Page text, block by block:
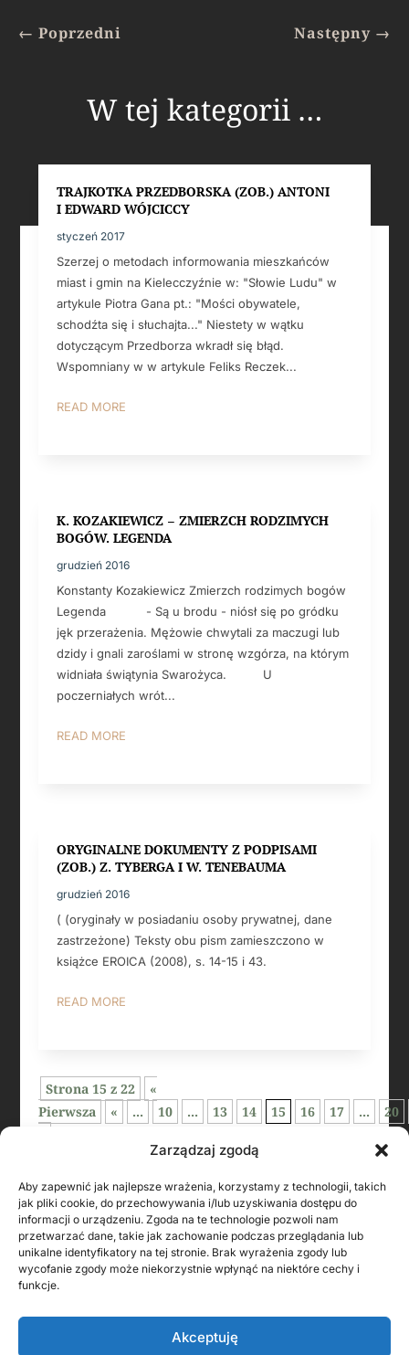
Zarządzaj zgodą
Aby zapewnić jak najlepsze wrażenia, korzystamy z technologii, takich
jak pliki cookie, do przechowywania i/lub uzyskiwania dostępu do
informacji o urządzeniu. Zgoda na te technologie pozwoli nam
przetwarzać dane, takie jak zachowanie podczas przeglądania lub
unikalne identyfikatory na tej stronie. Brak wyrażenia zgody lub
wycofanie zgody może niekorzystnie wpłynąć na niektóre cechy i
funkcje.
Akceptuję
← Poprzedni Następny →
W tej kategorii …
TRAJKOTKA PRZEDBORSKA (ZOB.) ANTONI
I EDWARD WÓJCICCY
styczeń 2017
Szerzej o metodach informowania mieszkańców
miast i gmin na Kielecczyźnie w: "Słowie Ludu" w
artykule Piotra Gana pt.: "Mości obywatele,
schodźta się i słuchajta..." Niestety w wątku
dotyczącym Przedborza wkradł się błąd.
Wspomniany w w artykule Feliks Reczek...
READ MORE
K. KOZAKIEWICZ – ZMIERZCH RODZIMYCH
BOGÓW. LEGENDA
grudzień 2016
Konstanty Kozakiewicz Zmierzch rodzimych bogów
Legenda - Są u brodu - niósł się po gródku
jęk przerażenia. Mężowie chwytali za maczugi lub
dzidy i gnali zaroślami w stronę wzgórza, na którym
widniała świątynia Swarożyca. U
poczerniałych wrót...
READ MORE
ORYGINALNE DOKUMENTY Z PODPISAMI
(ZOB.) Z. TYBERGA I W. TENEBAUMA
grudzień 2016
( (oryginały w posiadaniu osoby prywatnej, dane
zastrzeżone) Teksty obu pism zamieszczono w
książce EROICA (2008), s. 14-15 i 43.
READ MORE
Strona 15 z 22
«
Pierwsza
« ... 10 ... 13 14 15 16 17 ...
20